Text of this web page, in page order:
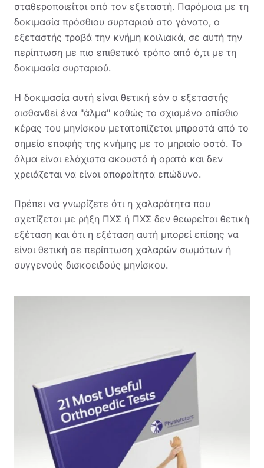
σταθεροποιείται από τον εξεταστή. Παρόμοια με τη
δοκιμασία πρόσθιου συρταριού στο γόνατο, ο
εξεταστής τραβά την κνήμη κοιλιακά, σε αυτή την
περίπτωση με πιο επιθετικό τρόπο από ό,τι με τη
δοκιμασία συρταριού.
Η δοκιμασία αυτή είναι θετική εάν ο εξεταστής
αισθανθεί ένα "άλμα" καθώς το σχισμένο οπίσθιο
κέρας του μηνίσκου μετατοπίζεται μπροστά από το
σημείο επαφής της κνήμης με το μηριαίο οστό. Το
άλμα είναι ελάχιστα ακουστό ή ορατό και δεν
χρειάζεται να είναι απαραίτητα επώδυνο.
Πρέπει να γνωρίζετε ότι η χαλαρότητα που
σχετίζεται με ρήξη ΠΧΣ ή ΠΧΣ δεν θεωρείται θετική
εξέταση και ότι η εξέταση αυτή μπορεί επίσης να
είναι θετική σε περίπτωση χαλαρών σωμάτων ή
συγγενούς δισκοειδούς μηνίσκου.